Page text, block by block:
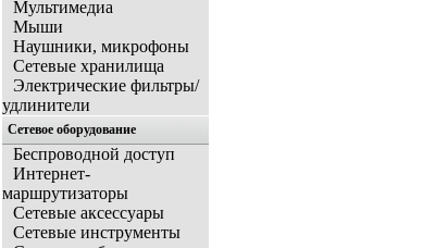
Мультимедиа
Мыши
Наушники, микрофоны
Сетевые хранилища
Электрические фильтры/
удлинители
Сетевое оборудование
Беспроводной доступ
Интернет-
маршрутизаторы
Сетевые аксессуары
Сетевые инструменты